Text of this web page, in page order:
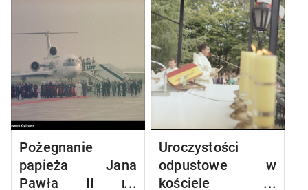
Pożegnanie
papieża Jana
Pawła II na
Uroczystości
odpustowe w
kościele